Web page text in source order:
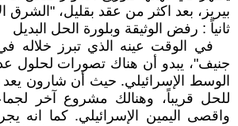
بيريز، بعد اكثر من عقد بقليل، "الشرق
ثانياً : رفض الوثيقة وبلورة الحل البديل
في الوقت عينه الذي تبرز خلاله في
جنيف"، يبدو أن هناك تصورات لحلول
الوسط الإسرائيلي. حيث أن شارون
للحل قريباً، وهنالك مشروع آخر
واقصى اليمين الإسرائيلي. كما انه